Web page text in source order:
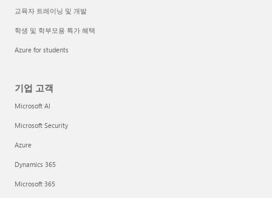
교육자 트레이닝 및 개발
학생 및 학부모용 특가 혜택
Azure for students
기업 고객
Microsoft AI
Microsoft Security
Azure
Dynamics 365
Microsoft 365